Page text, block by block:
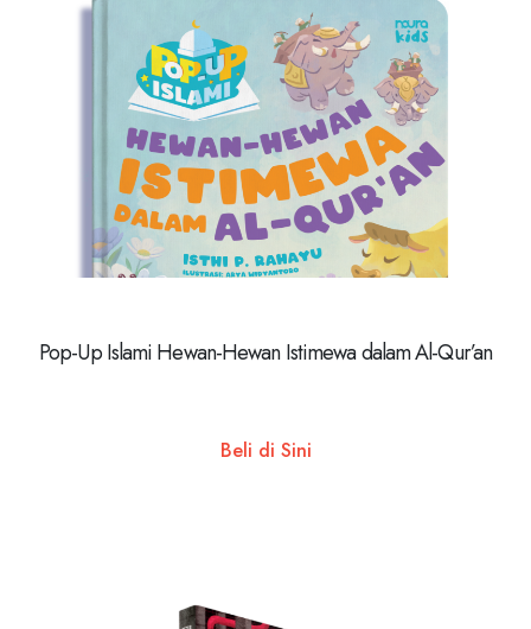
Pop-Up Islami Hewan-Hewan Istimewa dalam Al-Qur’an
Beli di Sini